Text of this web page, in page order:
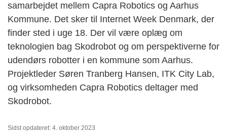
samarbejdet mellem Capra Robotics og Aarhus
Kommune. Det sker til Internet Week Denmark, der
finder sted i uge 18. Der vil være oplæg om
teknologien bag Skodrobot og om perspektiverne for
udendørs robotter i en kommune som Aarhus.
Projektleder Søren Tranberg Hansen, ITK City Lab,
og virksomheden Capra Robotics deltager med
Skodrobot.
Sidst opdateret: 4. oktober 2023